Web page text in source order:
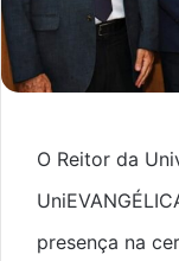
O Reitor da
presença na